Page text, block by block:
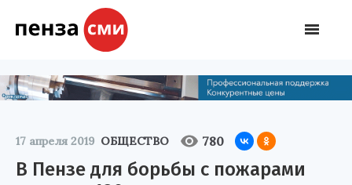
17 апреля 2019 ОБЩЕСТВО 780
В Пензе для борьбы с пожарами